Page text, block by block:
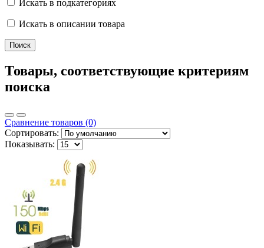
Искать в подкатегориях
Искать в описании товара
Товары, соответствующие критериям
поиска
Сравнение товаров (0)
Сортировать:
Показывать: